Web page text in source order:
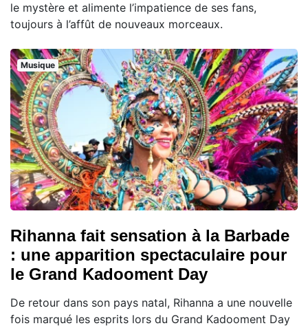
le mystère et alimente l’impatience de ses fans,
toujours à l’affût de nouveaux morceaux.
Musique
Rihanna fait sensation à la Barbade
: une apparition spectaculaire pour
le Grand Kadooment Day
De retour dans son pays natal, Rihanna a une nouvelle
fois marqué les esprits lors du Grand Kadooment Day